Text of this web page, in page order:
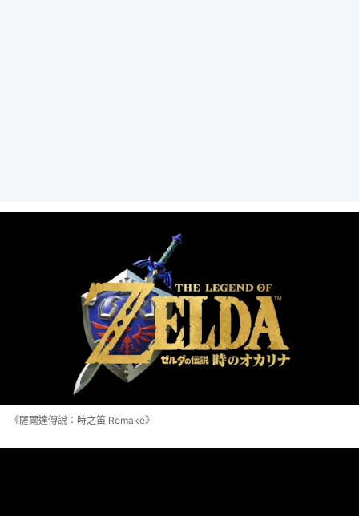
《薩爾達傳說：時之笛 Remake》